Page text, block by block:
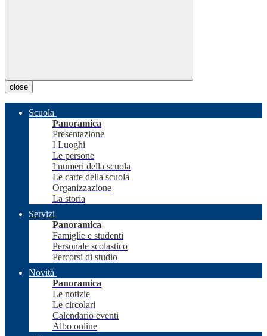
close
Scuola
Panoramica
Presentazione
I Luoghi
Le persone
I numeri della scuola
Le carte della scuola
Organizzazione
La storia
Servizi
Panoramica
Famiglie e studenti
Personale scolastico
Percorsi di studio
Novità
Panoramica
Le notizie
Le circolari
Calendario eventi
Albo online